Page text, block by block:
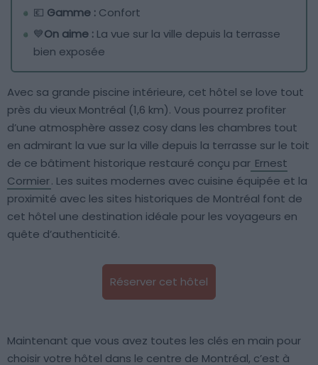
💶 Gamme : Confort
💙On aime : La vue sur la ville depuis la terrasse
bien exposée
Avec sa grande piscine intérieure, cet hôtel se love tout
près du vieux Montréal (1,6 km). Vous pourrez profiter
d’une atmosphère assez cosy dans les chambres tout
en admirant la vue sur la ville depuis la terrasse sur le toit
de ce bâtiment historique restauré conçu par Ernest
Cormier. Les suites modernes avec cuisine équipée et la
proximité avec les sites historiques de Montréal font de
cet hôtel une destination idéale pour les voyageurs en
quête d’authenticité.
Réserver cet hôtel
Maintenant que vous avez toutes les clés en main pour
choisir votre hôtel dans le centre de Montréal, c’est à